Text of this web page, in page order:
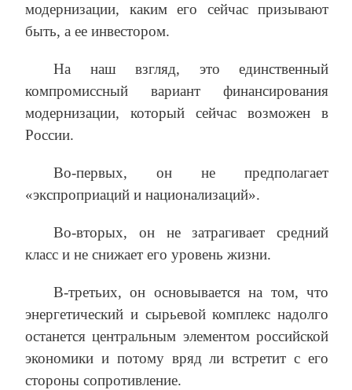
модернизации, каким его сейчас призывают
быть, а ее инвестором.
На наш взгляд, это единственный
компромиссный вариант финансирования
модернизации, который сейчас возможен в
России.
Во-первых, он не предполагает
«экспроприаций и национализаций».
Во-вторых, он не затрагивает средний
класс и не снижает его уровень жизни.
В-третьих, он основывается на том, что
энергетический и сырьевой комплекс надолго
останется центральным элементом российской
экономики и потому вряд ли встретит с его
стороны сопротивление.